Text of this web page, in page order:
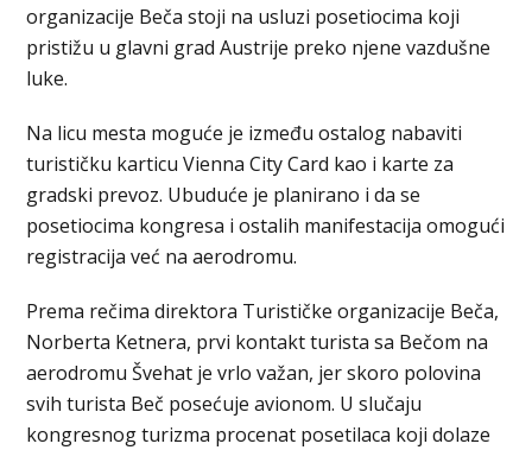
organizacije Beča stoji na usluzi posetiocima koji
pristižu u glavni grad Austrije preko njene vazdušne
luke.
Na licu mesta moguće je između ostalog nabaviti
turističku karticu Vienna City Card kao i karte za
gradski prevoz. Ubuduće je planirano i da se
posetiocima kongresa i ostalih manifestacija omogući
registracija već na aerodromu.
Prema rečima direktora Turističke organizacije Beča,
Norberta Ketnera, prvi kontakt turista sa Bečom na
aerodromu Švehat je vrlo važan, jer skoro polovina
svih turista Beč posećuje avionom. U slučaju
kongresnog turizma procenat posetilaca koji dolaze